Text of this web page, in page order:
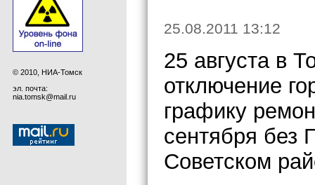
© 2010, НИА-Томск
эл. почта:
nia.tomsk@mail.ru
25.08.2011 13:12
25 августа в
отключение
графику
сентября без
Советском